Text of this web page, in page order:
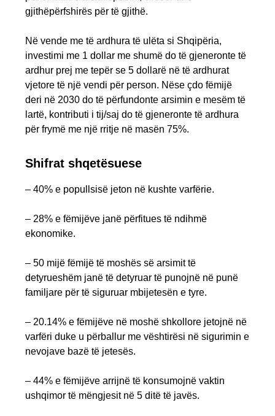
gjithëpërfshirës për të gjithë.
Në vende me të ardhura të ulëta si Shqipëria,
investimi me 1 dollar me shumë do të gjeneronte të
ardhur prej me tepër se 5 dollarë në të ardhurat
vjetore të një vendi për person. Nëse çdo fëmijë
deri në 2030 do të përfundonte arsimin e mesëm të
lartë, kontributi i tij/saj do të gjeneronte të ardhura
për frymë me një rritje në masën 75%.
Shifrat shqetësuese
– 40% e popullsisë jeton në kushte varfërie.
– 28% e fëmijëve janë përfitues të ndihmë
ekonomike.
– 50 mijë fëmijë të moshës së arsimit të
detyrueshëm janë të detyruar të punojnë në punë
familjare për të siguruar mbijetesën e tyre.
– 20.14% e fëmijëve në moshë shkollore jetojnë në
varfëri duke u përballur me vështirësi në sigurimin e
nevojave bazë të jetesës.
– 44% e fëmijëve arrijnë të konsumojnë vaktin
ushqimor të mëngjesit në 5 ditë të javës.